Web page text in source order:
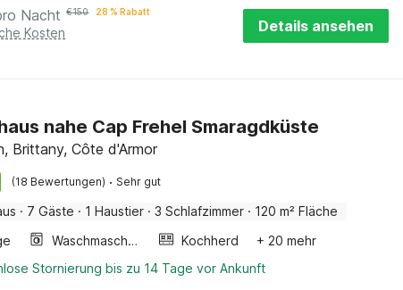
Nacht €150 28 % Rabatt
Kosten Details ansehen
nahe Cap Frehel Smaragdküste
Brittany, Côte d'Armor
(18 Bewertungen) · Sehr gut
· 7 Gäste · 1 Haustier · 3 Schlafzimmer · 120 m² Fläche
Waschmaschine Kochherd
+ 20 mehr
Stornierung bis zu 14 Tage vor Ankunft